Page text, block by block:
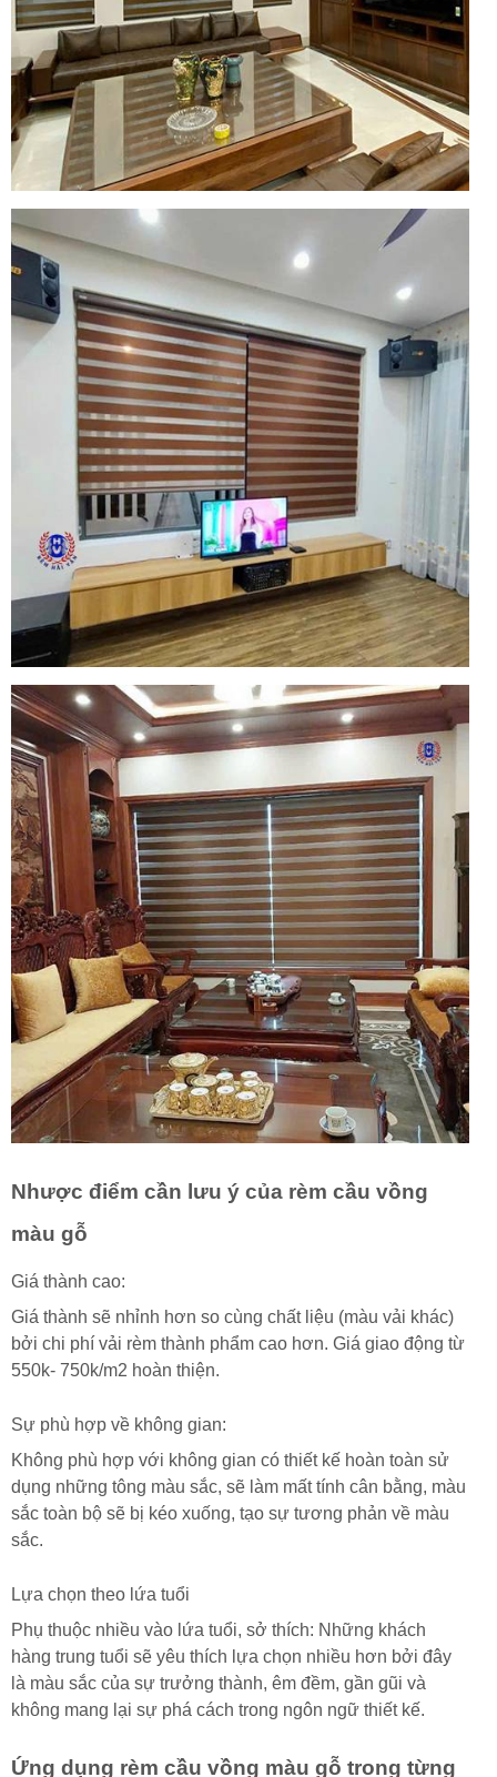
Nhược điểm cần lưu ý của rèm cầu vồng
màu gỗ
Giá thành cao:
Giá thành sẽ nhỉnh hơn so cùng chất liệu (màu vải khác)
bởi chi phí vải rèm thành phẩm cao hơn. Giá giao động từ
550k- 750k/m2 hoàn thiện.
Sự phù hợp về không gian:
Không phù hợp với không gian có thiết kế hoàn toàn sử
dụng những tông màu sắc, sẽ làm mất tính cân bằng, màu
sắc toàn bộ sẽ bị kéo xuống, tạo sự tương phản về màu
sắc.
Lựa chọn theo lứa tuổi
Phụ thuộc nhiều vào lứa tuổi, sở thích: Những khách
hàng trung tuổi sẽ yêu thích lựa chọn nhiều hơn bởi đây
là màu sắc của sự trưởng thành, êm đềm, gần gũi và
không mang lại sự phá cách trong ngôn ngữ thiết kế.
Ứng dụng rèm cầu vồng màu gỗ trong từng